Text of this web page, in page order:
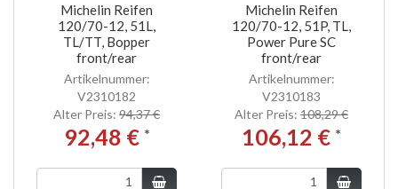
Michelin Reifen
120/70-12, 51L,
TL/TT, Bopper
front/rear
Artikelnummer:
V2310182
Alter Preis: 94,37 €
92,48 € *
Michelin Reifen
120/70-12, 51P, TL,
Power Pure SC
front/rear
Artikelnummer:
V2310183
Alter Preis: 108,29 €
106,12 € *